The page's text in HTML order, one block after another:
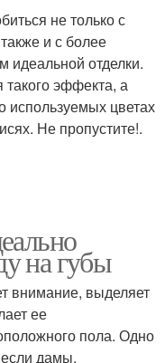
не только с
и с более
идеальной отделки.
эффекта, а
используемых цветах
Не пропустите!.
на губы
внимание, выделяет
ее
пола. Одно
дамы,